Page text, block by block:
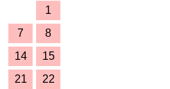
1
7
8
14
15
21
22